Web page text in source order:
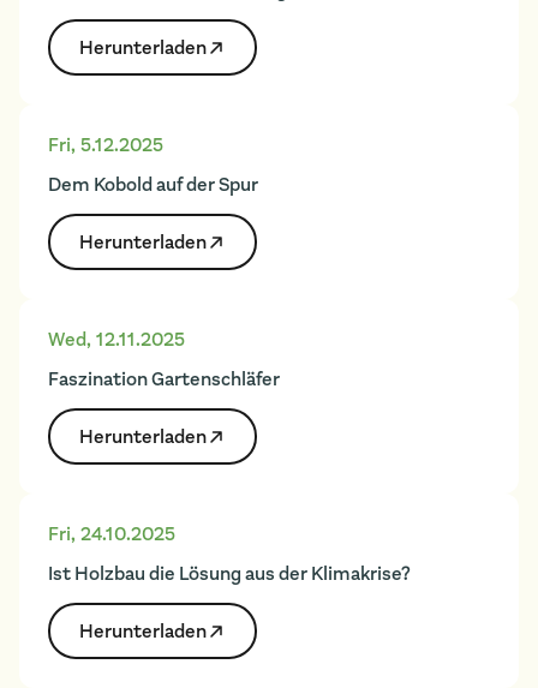
Herunter­laden
Fri, 5.12.2025
Dem Kobold auf der Spur
Herunter­laden
Wed, 12.11.2025
Faszination Gartenschläfer
Herunter­laden
Fri, 24.10.2025
Ist Holzbau die Lösung aus der Klimakrise?
Herunter­laden